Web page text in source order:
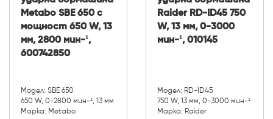
Metabo SBE 650 с
мощност 650 W, 13
мм, 2800 мин-¹,
600742850
Модел: SBE 650
650 W, 0-2800 мин-¹, 13 мм
Марка: Metabo
Raider RD-ID45 750
W, 13 мм, 0-3000
мин-¹, 010145
Модел: RD-ID45
750 W, 13 мм, 0-3000 мин-¹
Марка: Raider